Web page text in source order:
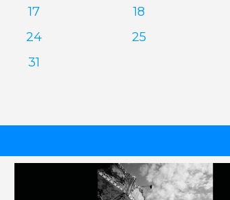
17 18
24 25
31